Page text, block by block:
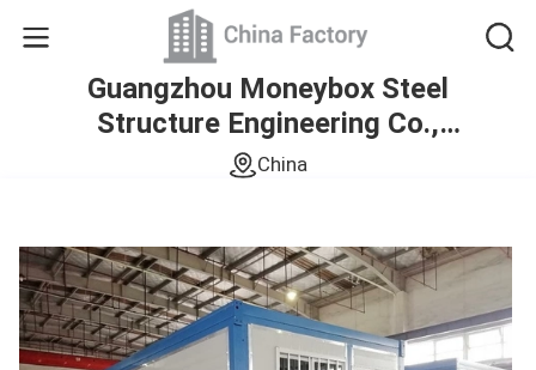
Guangzhou Moneybox Steel
Structure Engineering Co.,
Ltd.
China